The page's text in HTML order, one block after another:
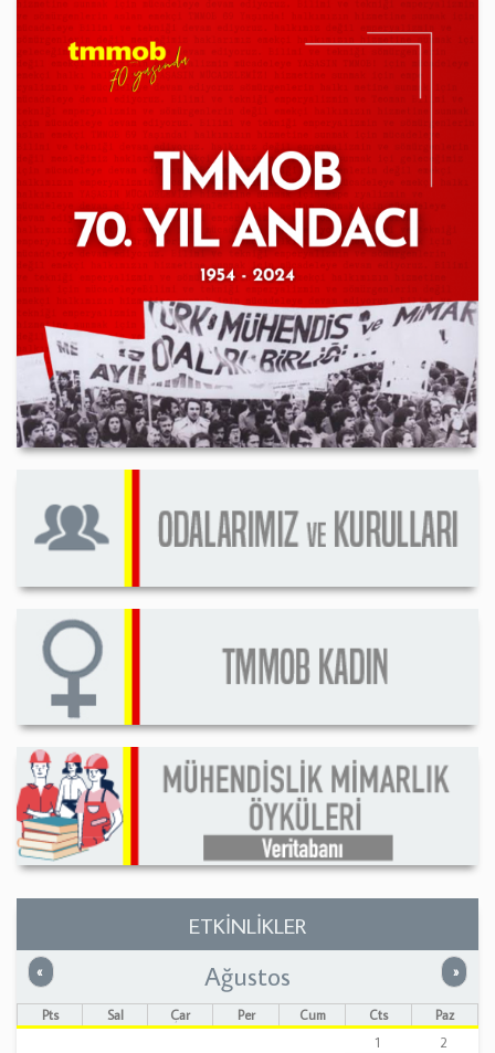
ETKİNLİKLER
« Önceki »
Ağustos
Pts Sal Çar Per Cum Cts
Paz
1
2